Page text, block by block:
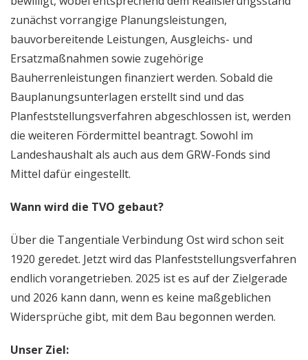
zunächst vorrangige Planungsleistungen,
bauvorbereitende Leistungen, Ausgleichs- und
Ersatzmaßnahmen sowie zugehörige
Bauherrenleistungen finanziert werden. Sobald die
Bauplanungsunterlagen erstellt sind und das
Planfeststellungsverfahren abgeschlossen ist, werden
die weiteren Fördermittel beantragt. Sowohl im
Landeshaushalt als auch aus dem GRW-Fonds sind
Mittel dafür eingestellt.
Wann wird die TVO gebaut?
Über die Tangentiale Verbindung Ost wird schon seit
1920 geredet. Jetzt wird das Planfeststellungsverfahren
endlich vorangetrieben. 2025 ist es auf der Zielgerade
und 2026 kann dann, wenn es keine maßgeblichen
Widersprüche gibt, mit dem Bau begonnen werden.
Unser Ziel: